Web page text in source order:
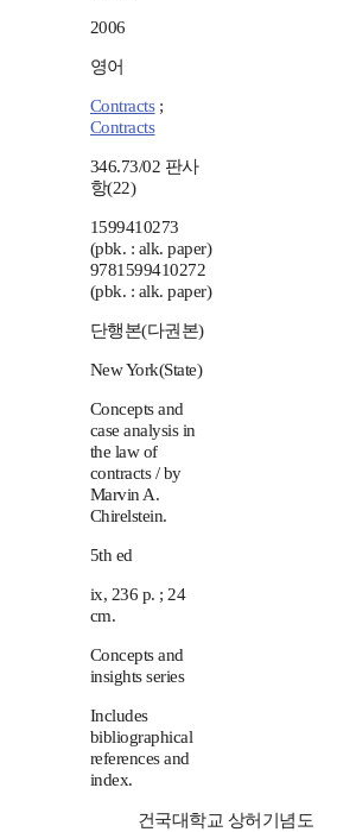
2006
영어
Contracts;
Contracts
346.73/02 판사
항(22)
1599410273
(pbk. : alk. paper)
9781599410272
(pbk. : alk. paper)
단행본(다권본)
New York(State)
Concepts and
case analysis in
the law of
contracts / by
Marvin A.
Chirelstein.
5th ed
ix, 236 p. ; 24
cm.
Concepts and
insights series
Includes
bibliographical
references and
index.
건국대학교 상허기념도